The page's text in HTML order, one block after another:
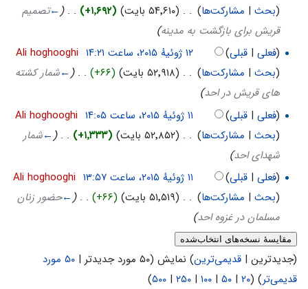
(بحث| مشارکت‌ها)
. . (۵۴٬۶۱۰ بایت) (+۱٬۶۹۲) . .
(
←تصمیم
قریش برای بازگشت به مدینه)
(فعلی| قبلی)
‏
Ali hoghooghi
(بحث| مشارکت‌ها)
. . (۵۲٬۹۱۸ بایت) (+۶۶)‏
. .
(
←شمار کشته
های قریش در احد)
(فعلی| قبلی)
‏
Ali hoghooghi
(بحث| مشارکت‌ها)
. . (۵۲٬۸۵۲ بایت) (+۱٬۳۳۳) . .
(
←شمار
شهدای احد)
(فعلی| قبلی)
‏
Ali hoghooghi
(بحث| مشارکت‌ها)
. . (۵۱٬۵۱۹ بایت) (+۶۶)‏
. .
(
←حضور زنان
مسلمان در غزوه احد)
(جدیدترین | قدیمی‌ترین) نمایش (۵۰ مورد جدیدتر |
۵۰ مورد
قدیمی‌تر) (۲۰ | ۵۰ | ۱۰۰ | ۲۵۰ | ۵۰۰)